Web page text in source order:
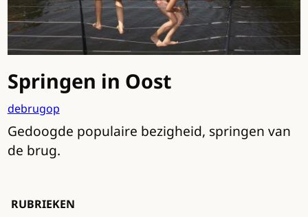
Springen in Oost
debrugop
Gedoogde populaire bezigheid, springen van
de brug.
RUBRIEKEN